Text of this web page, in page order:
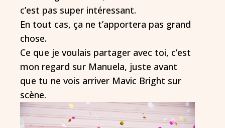
c’est pas super intéressant.
En tout cas, ça ne t’apportera pas grand
chose.
Ce que je voulais partager avec toi, c’est
mon regard sur Manuela, juste avant
que tu ne vois arriver Mavic Bright sur
scène.